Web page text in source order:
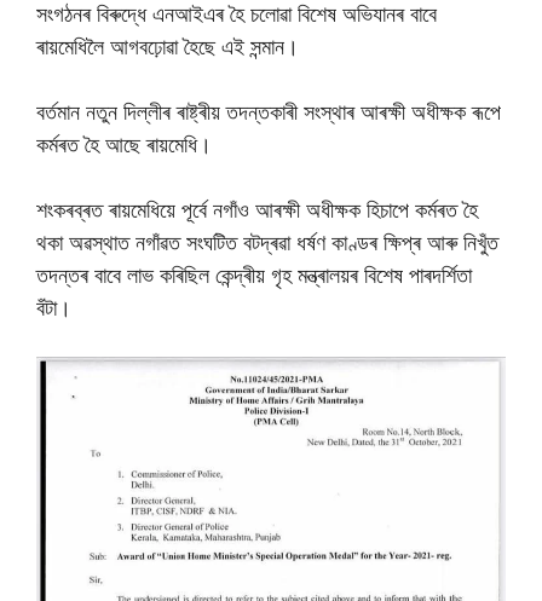
সংগঠনৰ বিৰুদ্ধে এনআইএৰ হৈ চলোৱা বিশেষ অভিযানৰ বাবে
ৰায়মেধিলৈ আগবঢ়োৱা হৈছে এই সন্মান।
বৰ্তমান নতুন দিল্লীৰ ৰাষ্ট্ৰীয় তদন্তকাৰী সংস্থাৰ আৰক্ষী অধীক্ষক ৰূপে
কৰ্মৰত হৈ আছে ৰায়মেধি।
শংকৰব্ৰত ৰায়মেধিয়ে পূৰ্বে নগাঁও আৰক্ষী অধীক্ষক হিচাপে কৰ্মৰত হৈ
থকা অৱস্থাত নগাঁৱত সংঘটিত বটদ্ৰৱা ধৰ্ষণ কাণ্ডৰ ক্ষিপ্ৰ আৰু নিখুঁত
তদন্তৰ বাবে লাভ কৰিছিল কেন্দ্ৰীয় গৃহ মন্ত্ৰালয়ৰ বিশেষ পাৰদৰ্শিতা
বঁটা।